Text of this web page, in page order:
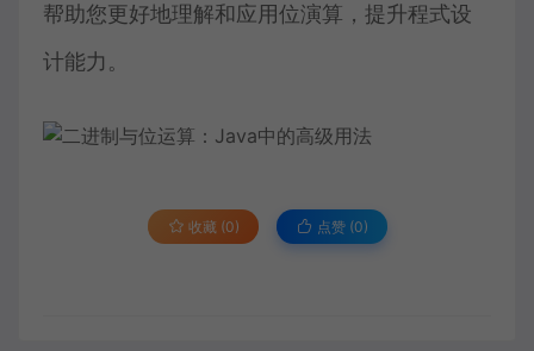
帮助您更好地理解和应用位演算，提升程式设
计能力。
收藏 (0) 点赞 (0)